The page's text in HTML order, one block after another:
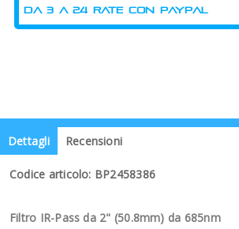
Dettagli Recensioni
Codice articolo: BP2458386
Filtro IR-Pass da 2" (50.8mm) da 685nm